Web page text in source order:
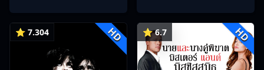
⭐ 7.304 HD ⭐ 6.7 HD